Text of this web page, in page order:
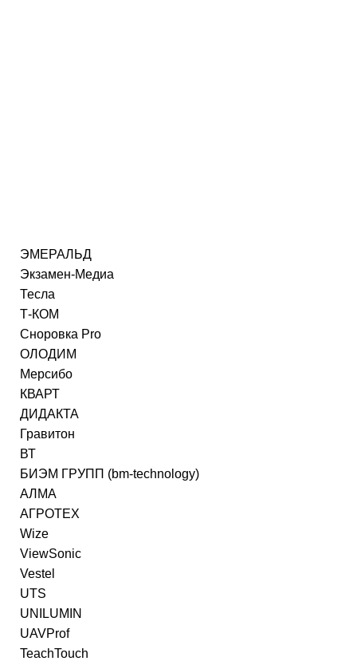
ЭМЕРАЛЬД
Экзамен-Медиа
Тесла
Т-КОМ
Сноровка Pro
ОЛОДИМ
Мерсибо
КВАРТ
ДИДАКТА
Гравитон
ВТ
БИЭМ ГРУПП (bm-technology)
АЛМА
АГРОТЕХ
Wize
ViewSonic
Vestel
UTS
UNILUMIN
UAVProf
TeachTouch